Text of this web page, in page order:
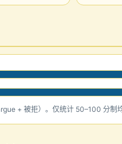
+ 被拒）。仅统计 50–100 分制均